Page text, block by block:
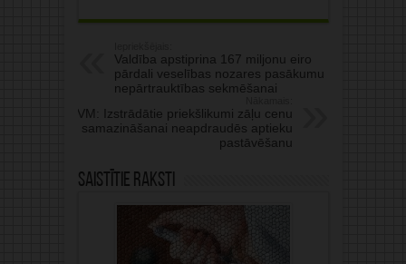
Valdība apstiprina 167 miljonu eiro
pārdali veselības nozares pasākumu
nepārtrauktības sekmēšanai
VM: Izstrādātie priekšlikumi zāļu cenu
samazināšanai neapdraudēs aptieku
pastāvēšanu
Saistītie raksti